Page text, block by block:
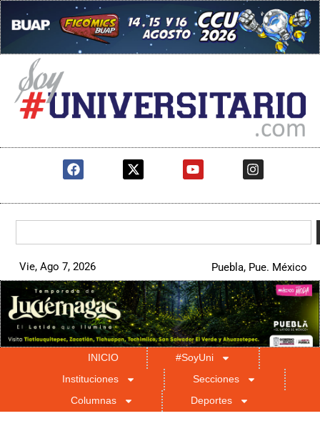
Vie, Ago 7, 2026 Puebla, Pue. México
INICIO
#SoyUni
Instituciones
Secciones
Columnas
Deportes